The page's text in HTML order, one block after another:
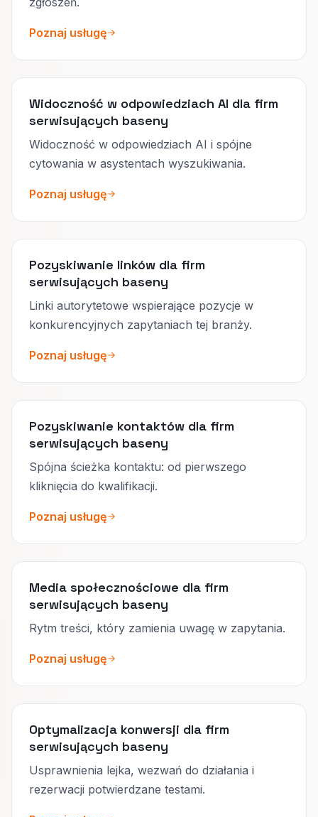
Poznaj usługę
Widoczność w odpowiedziach AI dla firm
serwisujących baseny
Widoczność w odpowiedziach AI i spójne
cytowania w asystentach wyszukiwania.
Poznaj usługę
Pozyskiwanie linków dla firm
serwisujących baseny
Linki autorytetowe wspierające pozycje w
konkurencyjnych zapytaniach tej branży.
Poznaj usługę
Pozyskiwanie kontaktów dla firm
serwisujących baseny
Spójna ścieżka kontaktu: od pierwszego
kliknięcia do kwalifikacji.
Poznaj usługę
Media społecznościowe dla firm
serwisujących baseny
Rytm treści, który zamienia uwagę w zapytania.
Poznaj usługę
Optymalizacja konwersji dla firm
serwisujących baseny
Usprawnienia lejka, wezwań do działania i
rezerwacji potwierdzane testami.